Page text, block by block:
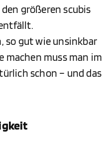
größeren scubis
so gut wie unsinkbar
machen muss man im
schon – und das